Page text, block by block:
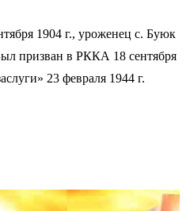
1904 г., уроженец с. Буюк
призван в РККА 18 сентября
23 февраля 1944 г.